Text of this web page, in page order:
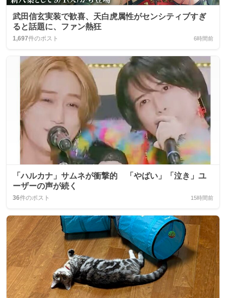
武田信玄実装で歓喜、天白虎属性がセンシティブすぎ
ると話題に、ファン熱狂
1,697件のポスト 6時間前
「ハルカナ」サムネが衝撃的 「やばい」「泣き」ユ
ーザーの声が続く
36件のポスト 15時間前